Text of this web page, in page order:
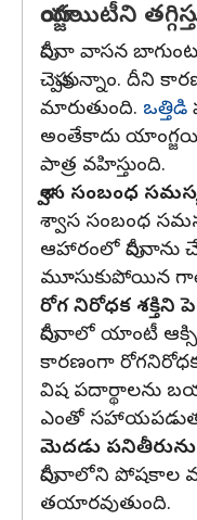
యాంగ్జయిటీని
పుదీనా వాసన
చెప్పుకున్నాం. దీని
మారుతుంది. ఒత్తిడి
అంతేకాదు
పాత్ర వహిస్తుంది.
శ్వాస సంబంధ
శ్వాస సంబంధ
ఆహారంలో పుదీనాను
మూసుకుపోయిన
రోగ నిరోధక శక్తిని
పుదీనాలో యాంటీ
కారణంగా రోగనిరోధక
విష పదార్థాలను
ఎంతో
మెదడు పనితీరును
పుదీనాలోని పోషకాల
తయారవుతుంది.